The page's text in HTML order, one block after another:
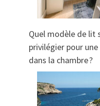
Quel modèle de lit
privilégier pour
dans la chambre ?